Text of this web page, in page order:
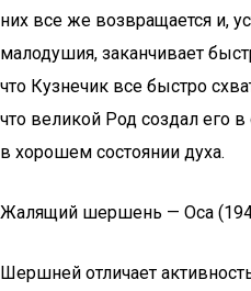
них все же возвращается и,
малодушия, заканчивает
что Кузнечик все быстро
что великой Род создал его
в хорошем состоянии духа.
Жалящий шершень — Оса
Шершней отличает